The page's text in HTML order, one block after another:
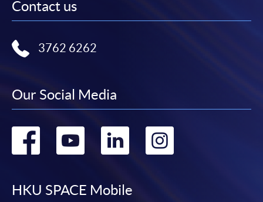
有關繳費詳情，請參閱
人或報名中心。
選用網上報名服務必須在已接駁互聯網及支援
申請人不應閒置申請超過10分鐘。否則，申請人
Contact us
3762 6262
Our Social Media
Go
Go
Go
HKU SPACE Mobile